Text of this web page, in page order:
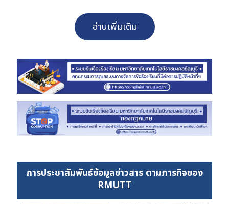
อ่านเพิ่มเติม
การประชาสัมพันธ์ข้อมูลข่าวสาร ตามภารกิจของ
RMUTT